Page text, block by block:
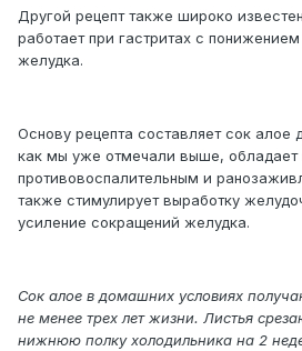
Другой рецепт также широко
работает при гастритах с
желудка.
Основу рецепта составляет сок алое
как мы уже отмечали выше,
противовоспалительным и
также стимулирует выработку
усиление сокращений желудка.
Сок алое в домашних условиях
не менее трех лет жизни. Листья
нижнюю полку холодильника на 2